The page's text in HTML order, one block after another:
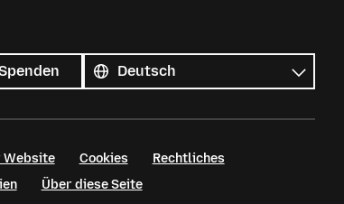
Sprachen
Sprache
Website Cookies
Rechtliches
Über diese Seite